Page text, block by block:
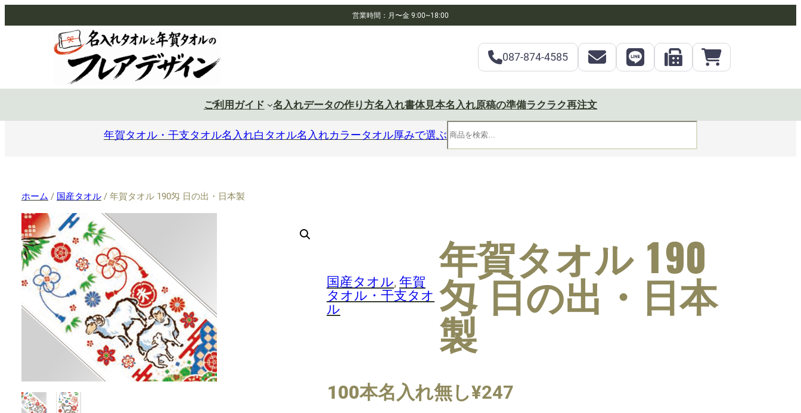
営業時間：月〜金 9:00~18:00
087-874-4585
ご利用ガイド 名入れデータの作り方名入れ書体見本名入れ原稿の準備ラクラク再注文
年賀タオル・干支タオル名入れ白タオル名入れカラータオル厚みで選ぶ
検
ホーム / 国産タオル / 年賀タオル 190匁 日の出・日本製
国産タオル, 年賀
タオル・干支タオ
ル
年賀タオル 190
匁 日の出・日本
製
100本名入れ無し¥247